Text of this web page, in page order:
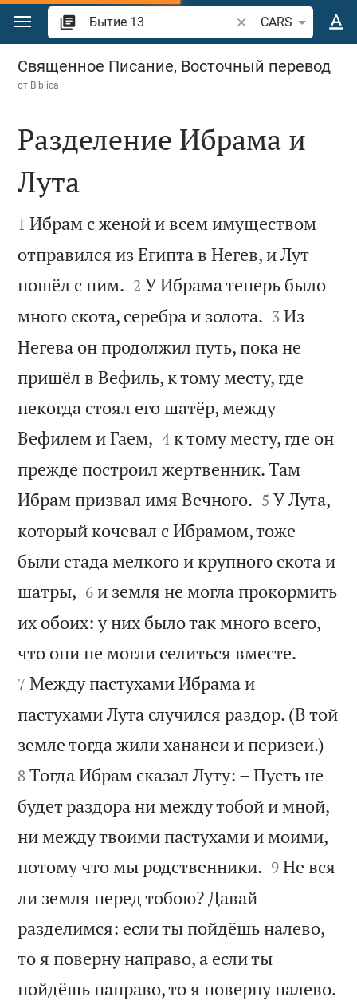
Перейти к содержанию
Поиск по отрывку
CARS
Бытие 13
Священное Писание, Восточный перевод
от Biblica

Разделение Ибрама и
Лута

1 Ибрам с женой и всем имуществом
отправился из Египта в Негев, и Лут
пошёл с ним. 

2 У Ибрама теперь было
много скота, серебра и золота. 

3 Из
Негева он продолжил путь, пока не
пришёл в Вефиль, к тому месту, где
некогда стоял его шатёр, между
Вефилем и Гаем, 

4 к тому месту, где он
прежде построил жертвенник. Там
Ибрам призвал имя Вечного. 

5 У Лута,
который кочевал с Ибрамом, тоже
были стада мелкого и крупного скота и
шатры, 

6 и земля не могла прокормить
их обоих: у них было так много всего,
что они не могли селиться вместе.
7 Между пастухами Ибрама и
пастухами Лута случился раздор. (В той
земле тогда жили хананеи и перизеи.)
8 Тогда Ибрам сказал Луту: – Пусть не
будет раздора ни между тобой и мной,
ни между твоими пастухами и моими,
потому что мы родственники. 

9 Не вся
ли земля перед тобою? Давай
разделимся: если ты пойдёшь налево,
то я поверну направо, а если ты
пойдёшь направо, то я поверну налево.